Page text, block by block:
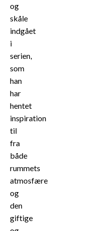
og
skåle
indgået
i
serien,
som
han
har
hentet
inspiration
til
fra
både
rummets
atmosfære
og
den
giftige